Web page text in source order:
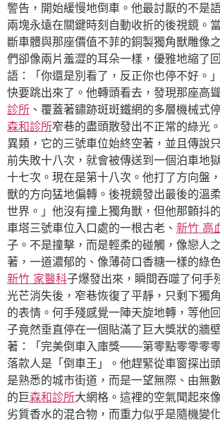
警告，開始緩慢地倒車。他最討厭的不是
兩塊永遠在關鍵時刻自動收折的後視鏡。
斷車體與那座價值不菲的銅製獨角獸雕像
們卻像兩片羞澀的耳朵一樣，優雅地縮了
語：「你還是別看了，反正你也停不好。
快要跳出來了。他轉頭看去，發現那座高
診所 、覆蓋著鏽跡斑斑鐵網的多層機械式
森和診所窄巷的盡頭散發出不正常的綠光
異類，它的三號車位始終空著，並且傳說
前失敗十八次，就會被傳送到一個泊車地
十七次。現在是第十八次。他打了方向盤
獸的方向猛地偏轉。後視鏡發出最後的溫
世界。」他沒有撞上獨角獸，但他那顫抖
車塔三號車位入口處的一根古老、 新竹 高
子。不是撞擊，而是輕柔的碰觸，像戀人
著，一道濃郁的、像薄荷口香糖一樣的綠
新竹 家醫科子爆發出來，瞬間吞噬了何手
光芒消失後，窄巷恢復了平靜，只剩下獨
的表情。何手殘感覺一陣天旋地轉，等他
子竟然垂直停在一個貼滿了巨大獎狀的牆
著：「完美倒車入庫獎——第零點零零零零
落款人是「倒車王」。他趕緊從車窗探出
是熟悉的城市街道，而是一望無際、由無
的巨森和診所大網格。這裡的空氣聞起來
劣質香水的混合物，而重力似乎是隨機變